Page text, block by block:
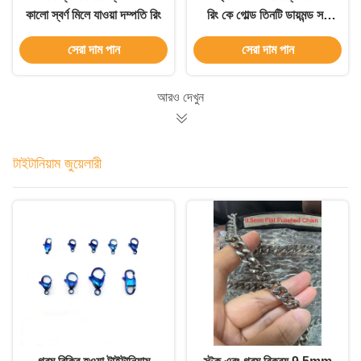
কালো স্বর্ণ মিলে যাওয়া দম্পতি রিং
সেরা দাম পান
রিং কে গোল্ড তিনটি ডায়মন্ড সহ
মরিচা প্রতিরোধী
সেরা দাম পান
আরও দেখুন
টাইটানিয়াম জুয়েলারী